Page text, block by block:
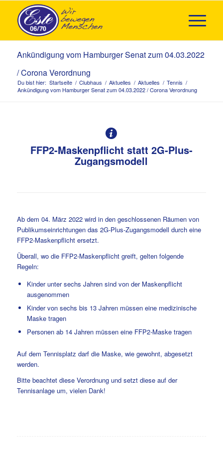
Ankündigung vom Hamburger Senat zum 04.03.2022
/ Corona Verordnung
Du bist hier: Startseite / Clubhaus / Aktuelles / Aktuelles / Tennis /
Ankündigung vom Hamburger Senat zum 04.03.2022 / Corona Verordnung
FFP2-Maskenpflicht statt 2G-Plus-
Zugangsmodell
Ab dem 04. März 2022 wird in den geschlossenen Räumen von
Publikumseinrichtungen das 2G-Plus-Zugangsmodell durch eine
FFP2-Maskenpflicht ersetzt.
Überall, wo die FFP2-Maskenpflicht greift, gelten folgende
Regeln:
Kinder unter sechs Jahren sind von der Maskenpflicht
ausgenommen
Kinder von sechs bis 13 Jahren müssen eine medizinische
Maske tragen
Personen ab 14 Jahren müssen eine FFP2-Maske tragen
Auf dem Tennisplatz darf die Maske, wie gewohnt, abgesetzt
werden.
Bitte beachtet diese Verordnung und setzt diese auf der
Tennisanlage um, vielen Dank!